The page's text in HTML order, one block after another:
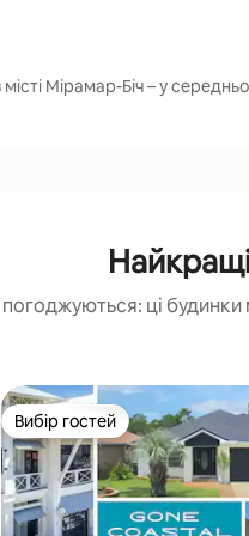
Мірамар-Біч – у
погоджуються: ці
Вибір гостей
Вибір гостей